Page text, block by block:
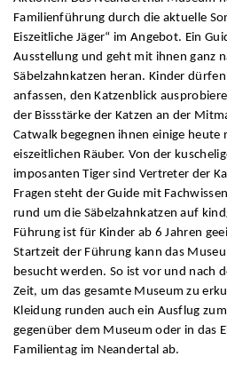
Familienführung durch die aktuelle
Eiszeitliche Jäger“ im Angebot. Ein
Ausstellung und geht mit ihnen ganz
Säbelzahnkatzen heran. Kinder
anfassen, den Katzenblick
der Bissstärke der Katzen an der
Catwalk begegnen ihnen einige heute
eiszeitlichen Räuber. Von der
imposanten Tiger sind Vertreter der
Fragen steht der Guide mit
rund um die Säbelzahnkatzen auf
Führung ist für Kinder ab 6 Jahren
Startzeit der Führung kann das
besucht werden. So ist vor und nach
Zeit, um das gesamte Museum zu
Kleidung runden auch ein Ausflug
gegenüber dem Museum oder in das
Familientag im Neandertal ab.